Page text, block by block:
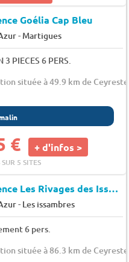
Goélia Cap Bleu
- Martigues
3 PIECES 6 PERS.
située à 49.9 km de Ceyreste
€ + d'infos >
5 SITES
Résidence Les Rivages des Issambres
- Les issambres
6 pers.
située à 86.3 km de Ceyreste